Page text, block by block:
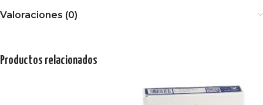
Valoraciones (0)
Productos relacionados